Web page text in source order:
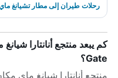
رحلات طيران إلى مطار تشيانغ
Gate؟